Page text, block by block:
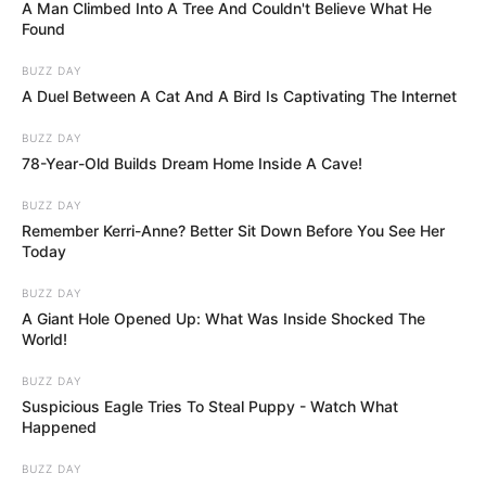
tudnám csapni.” Majd rögtön hozzá is tette: Orbán
ilyenkor visszavonul. Szintén a Story magazinnak
árulta el, hogy férjének elsőként kell olvasnia a
Nemzeti Sportot, volt rá példa, hogy ki is vasalta
neki, hogy ropogós legyen.
Sokan találgatták, vajon a gyermeknevelés mellett
mivel foglalkozik Lévai Anikó. Egy 2014-es Life.hu-
n megjelenő beszélgetésben elárulta: elvégezte az
Aranykalászos gazdatanfolyamot, így végre azt
csinálhatja, amit igazán szeret.
„Van egy másfél futballpályányi veteményesem,
a lányaimmal biomódszerekkel műveljük. Itt a
A Man Climbed Into A Tree And Couldn't Believe What He
Found
BUZZ DAY
A Duel Between A Cat And A Bird Is Captivating The Internet
BUZZ DAY
78-Year-Old Builds Dream Home Inside A Cave!
BUZZ DAY
Remember Kerri-Anne? Better Sit Down Before You See Her
Today
BUZZ DAY
A Giant Hole Opened Up: What Was Inside Shocked The
World!
BUZZ DAY
Suspicious Eagle Tries To Steal Puppy - Watch What
Happened
BUZZ DAY